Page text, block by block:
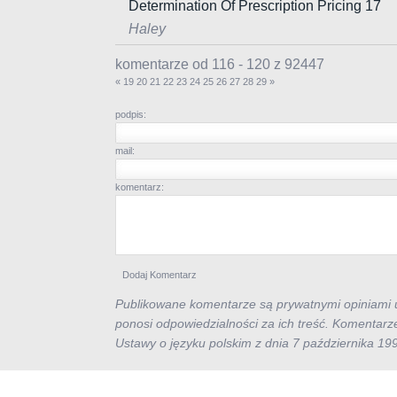
Determination Of Prescription Pricing 17
Haley
komentarze od 116 - 120 z 92447
« 19 20 21 22 23 24 25 26 27 28 29 »
podpis:
mail:
komentarz:
Publikowane komentarze są prywatnymi opiniami
ponosi odpowiedzialności za ich treść.
Ustawy o języku polskim z dnia 7 października